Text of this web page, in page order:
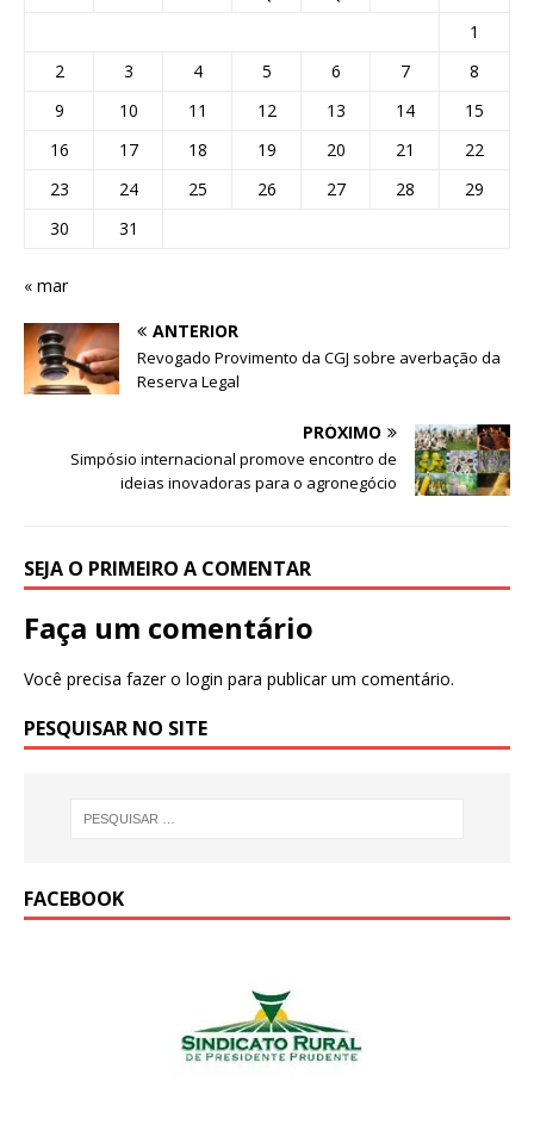
1
2
3 4 5 6 7
8
9
10 11 12 13 14
15
16
17 18 19 20 21
22
23
24 25 26 27 28
29
30
31
« mar
ANTERIOR
Revogado Provimento da CGJ sobre averbação da
Reserva Legal
PRÓXIMO
Simpósio internacional promove encontro de
ideias inovadoras para o agronegócio
SEJA O PRIMEIRO A COMENTAR
Faça um comentário
Você precisa fazer o login para publicar um comentário.
PESQUISAR NO SITE
FACEBOOK